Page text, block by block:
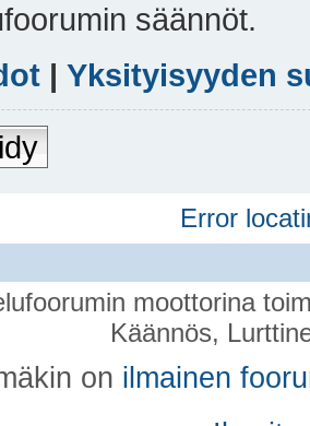
säännöt.
| Yksityisyyden
Error
moottorina
Käännös,
on ilmainen